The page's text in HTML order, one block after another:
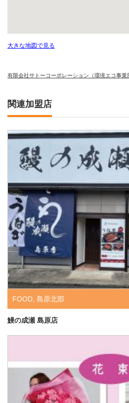
大きな地図で見る
有限会社サトーコーポレーション（環境エコ事業
関連加盟店
FOOD 島原北部
鰻の成瀬 島原店